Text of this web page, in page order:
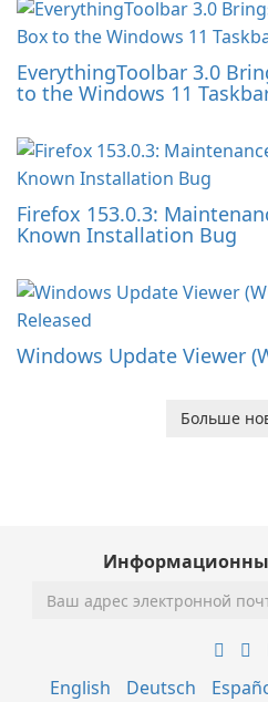
EverythingToolbar 3.0
to the Windows 11
Firefox 153.0.3:
Known Installation Bug
Windows Update Viewer
Больше
English Deutsch